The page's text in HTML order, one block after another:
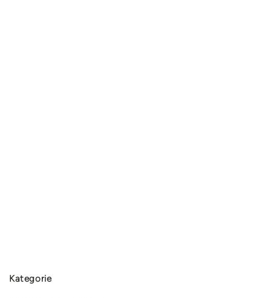
Kategorie